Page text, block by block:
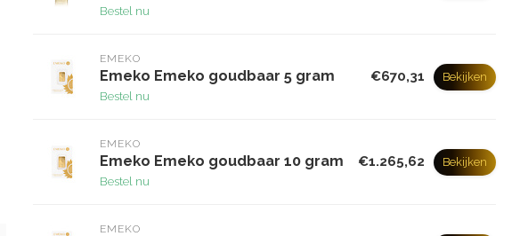
Bestel nu
EMEKO
Emeko Emeko goudbaar 5 gram
Bestel nu
€670,31 Bekijken
EMEKO
Emeko Emeko goudbaar 10 gram
Bestel nu
€1.265,62 Bekijken
EMEKO